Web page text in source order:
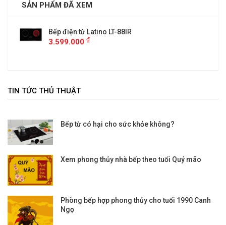
SẢN PHẨM ĐÃ XEM
Bếp điện từ Latino LT-88IR
3.599.000 ₫
TIN TỨC THỦ THUẬT
Bếp từ có hại cho sức khỏe không?
Xem phong thủy nhà bếp theo tuổi Quý mão
Phòng bếp hợp phong thủy cho tuổi 1990 Canh
Ngọ